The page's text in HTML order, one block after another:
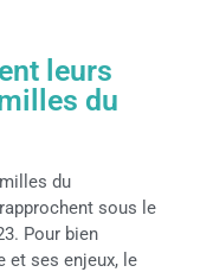
leurs
du
du
rapprochent sous le
Pour bien
et ses enjeux, le